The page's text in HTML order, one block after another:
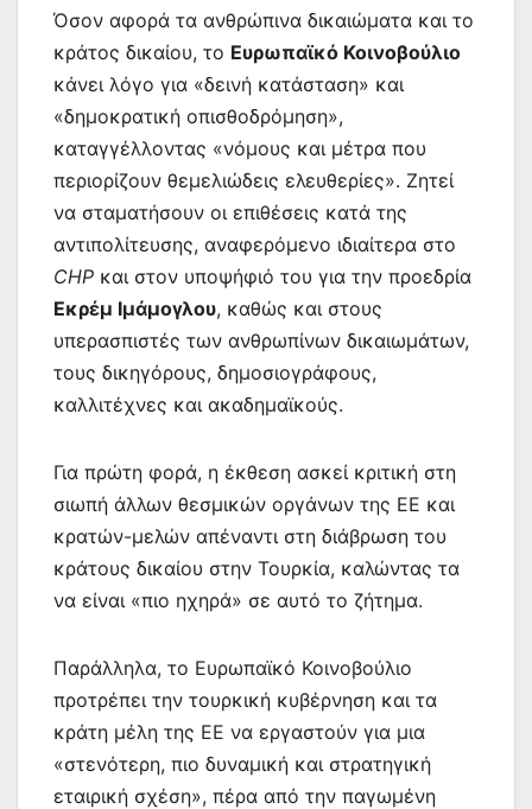
Όσον αφορά τα ανθρώπινα δικαιώματα και το
κράτος δικαίου, το Ευρωπαϊκό Κοινοβούλιο
κάνει λόγο για «δεινή κατάσταση» και
«δημοκρατική οπισθοδρόμηση»,
καταγγέλλοντας «νόμους και μέτρα που
περιορίζουν θεμελιώδεις ελευθερίες». Ζητεί
να σταματήσουν οι επιθέσεις κατά της
αντιπολίτευσης, αναφερόμενο ιδιαίτερα στο
CHP και στον υποψήφιό του για την προεδρία
Εκρέμ Ιμάμογλου, καθώς και στους
υπερασπιστές των ανθρωπίνων δικαιωμάτων,
τους δικηγόρους, δημοσιογράφους,
καλλιτέχνες και ακαδημαϊκούς.
Για πρώτη φορά, η έκθεση ασκεί κριτική στη
σιωπή άλλων θεσμικών οργάνων της ΕΕ και
κρατών-μελών απέναντι στη διάβρωση του
κράτους δικαίου στην Τουρκία, καλώντας τα
να είναι «πιο ηχηρά» σε αυτό το ζήτημα.
Παράλληλα, το Ευρωπαϊκό Κοινοβούλιο
προτρέπει την τουρκική κυβέρνηση και τα
κράτη μέλη της ΕΕ να εργαστούν για μια
«στενότερη, πιο δυναμική και στρατηγική
εταιρική σχέση», πέρα από την παγωμένη